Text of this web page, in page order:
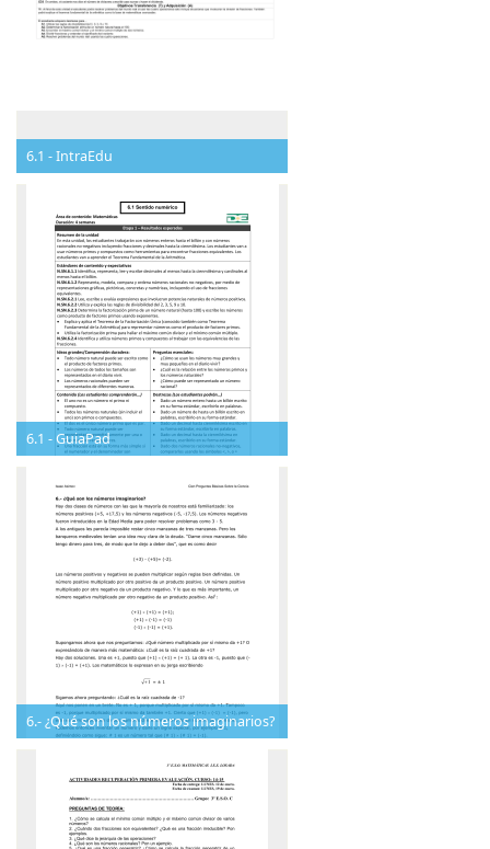
6.1 - IntraEdu
6.1 - GuiaPad
6.- ¿Qué son los números imaginarios?